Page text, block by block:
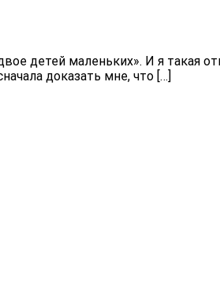
детей маленьких». И я такая
доказать мне, что […]